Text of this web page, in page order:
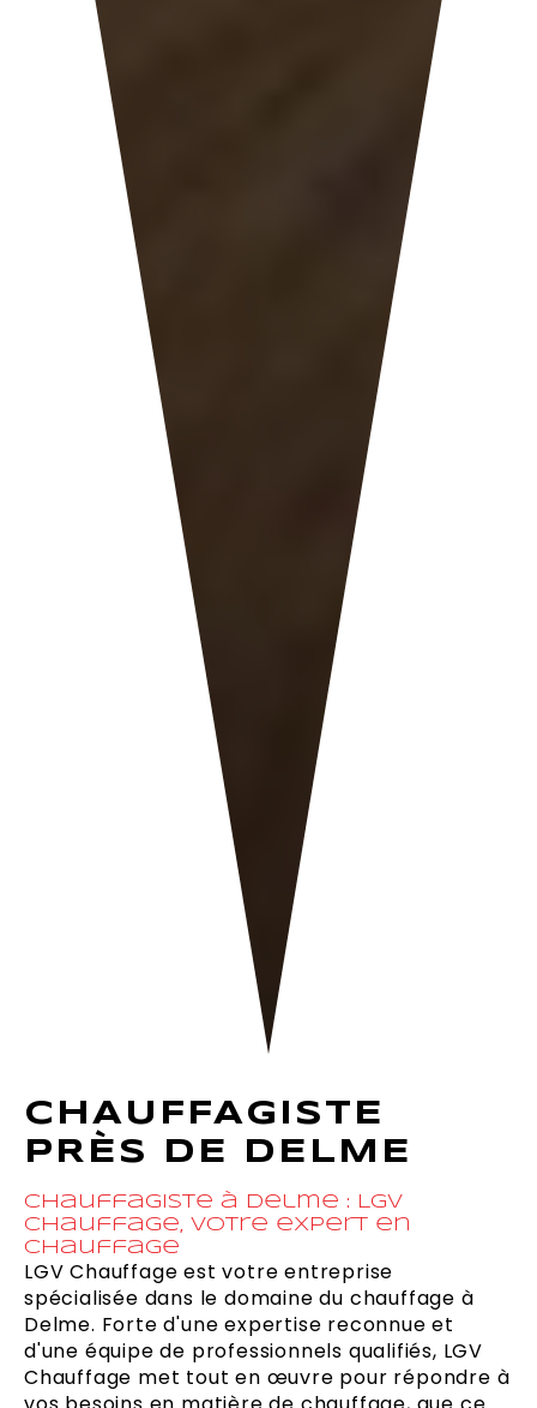
CHAUFFAGISTE
PRÈS DE DELME
Chauffagiste à Delme : LGV
Chauffage, votre expert en
chauffage
LGV Chauffage est votre entreprise
spécialisée dans le domaine du chauffage à
Delme. Forte d'une expertise reconnue et
d'une équipe de professionnels qualifiés, LGV
Chauffage met tout en œuvre pour répondre à